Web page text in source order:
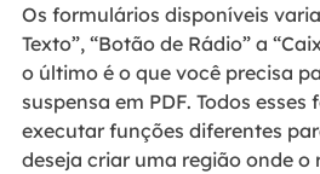
Os formulários disponíveis
Texto”, “Botão de Rádio” a
o último é o que você precisa
suspensa em PDF. Todos
executar funções diferentes
deseja criar uma região onde